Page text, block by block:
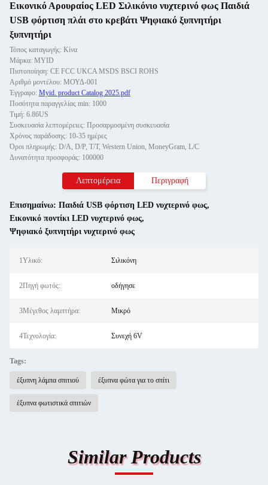
Εικονικό Αρουραίος LED Σιλικόνιο νυχτερινό φως Παιδιά
USB φόρτιση πλάι στο κρεβάτι Ψηφιακό ξυπνητήρι
ξυπνητήρι
Τόπος καταγωγής: Κίνα
Μάρκα: MYID
Πιστοποίηση: CE FCC UKCA MSDS BSCI ROHS
Αριθμό μοντέλου: ΜΟΥΔ-001
Έγγραφο: Myid. product Catalog 2025.pdf
Ποσότητα παραγγελίας min: 1000
Τιμή: 6.86US
Συσκευασία λεπτομέρειες: Προσαρμοσμένη συσκευασία
Χρόνος παράδοσης: 10-35 ημέρες
Όροι πληρωμής: D/A, D/P, T/T, Western Union, MoneyGram, L/C
Δυνατότητα προσφοράς: 100000
Λεπτομέρεια Περιγραφή
Επισημαίνω: Παιδιά USB φόρτιση LED νυχτερινό φως,
Εικονικό ποντίκι LED νυχτερινό φως,
Ψηφιακό ξυπνητήρι νυχτερινό φως
1Υλικό: Σιλικόνη
2Πηγή φωτός: οδήγησε
3Μέγεθος λαμπτήρα: Μικρό
4Τεχνολογία: Συνεχή 6V
Tags:
έξυπνη λάμπα σπιτιού έξυπνα φώτα για το σπίτι
έξυπνα φωτιστικά σπιτιών
Similar Products